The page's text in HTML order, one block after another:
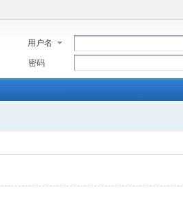
用户名
密码